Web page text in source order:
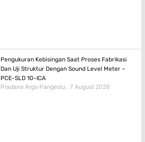
Pengukuran Kebisingan Saat Proses Fabrikasi
Dan Uji Struktur Dengan Sound Level Meter –
PCE-SLD 10-ICA
Pradana Argo Pangestu 7 August 2026